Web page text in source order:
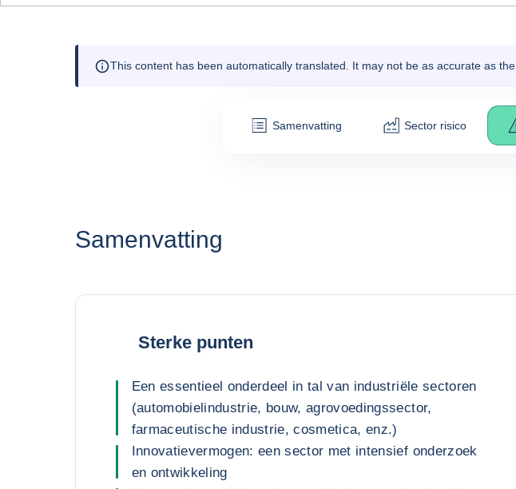
This content has been automatically translated. It may not be as accurate as the
Samenvatting Sector risico
Samenvatting
Sterke punten
Een essentieel onderdeel in tal van industriële sectoren
(automobielindustrie, bouw, agrovoedingssector,
farmaceutische industrie, cosmetica, enz.)
Innovatievermogen: een sector met intensief onderzoek
en ontwikkeling